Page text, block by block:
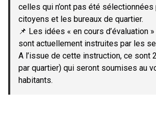
celles qui n’ont pas été
citoyens et les bureaux de quartier.
📌 Les idées « en cours d’évaluation
sont actuellement instruites par les
A l’issue de cette instruction, ce sont
par quartier) qui seront soumises au
habitants.